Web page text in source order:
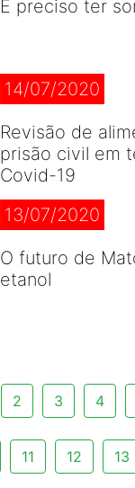
É preciso ter
14/07/2020
Revisão de
prisão civil em
Covid-19
13/07/2020
O futuro de
etanol
2 3 4
11 12 13